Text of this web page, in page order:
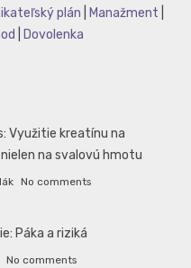
plán Manažment
Dovolenka
Využitie kreatínu na
na svalovú hmotu
No comments
Páka a riziká
No comments